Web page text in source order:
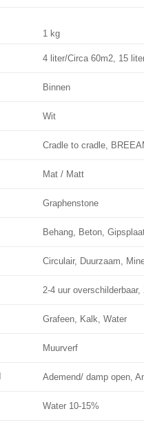
1 kg
4 liter/Circa 60m2, 15
Binnen
Wit
Cradle to cradle,
Mat / Matt
Graphenstone
Behang, Beton,
Circulair, Duurzaam,
2-4 uur overschilderbaar,
Grafeen, Kalk, Water
Muurverf
Ademend/ damp open,
Water 10-15%